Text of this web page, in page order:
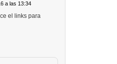
a las 13:34
el links para